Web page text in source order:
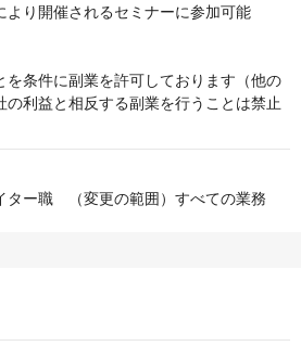
より開催されるセミナーに参加可能
を条件に副業を許可しております（他の
の利益と相反する副業を行うことは禁止
ター職　（変更の範囲）すべての業務